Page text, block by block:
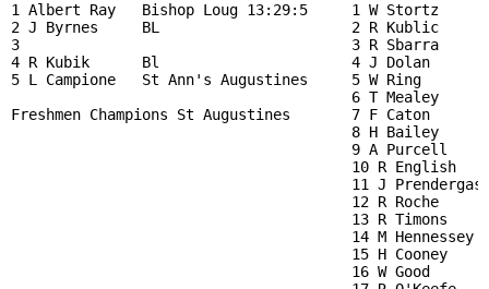
1 Albert Ray   Bishop Loug 13:29:5     1 W Stortz
2 J Byrnes     BL                      2 R Kublic
3                                      3 R Sbarra
4 R Kubik      Bl                      4 J Dolan
5 L Campione   St Ann's Augustines     5 W Ring
6 T Mealey       BL      14:05
Freshmen Champions St Augustines       7 F Caton
8 H Bailey       BL      14:07
9 A Purcell      Hayes   14:08
10 R English     BL      14:10
11 J Prendergast LaSalle
12 R Roche       Fordham
13 R Timons      LaSalle
14 M Hennessey   Rice
15 H Cooney      Rice
16 W Good        Hayes